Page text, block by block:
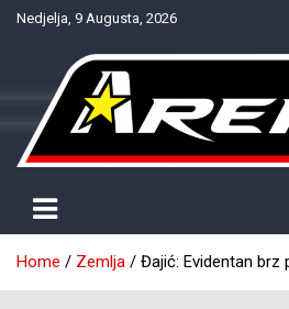
SkipNedjelja, 9 Augusta, 2026
NTV Arena
Home Zemlja Đajić: Evidentan brz